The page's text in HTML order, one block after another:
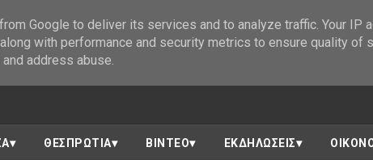
ΘΕΣΠΡΩΤΙΑ ΒΙΝΤΕΟ ΕΚΔΗΛΩΣΕΙΣ
Google to deliver its services and to analyze traffic. Your IP
with performance and security metrics to ensure quality of
address abuse.